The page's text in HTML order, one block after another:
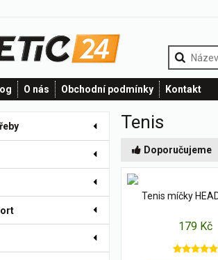
O nás Obchodní podmínky Kontakt
Tenis
Doporučujeme
Tenis míčky
179 Kč